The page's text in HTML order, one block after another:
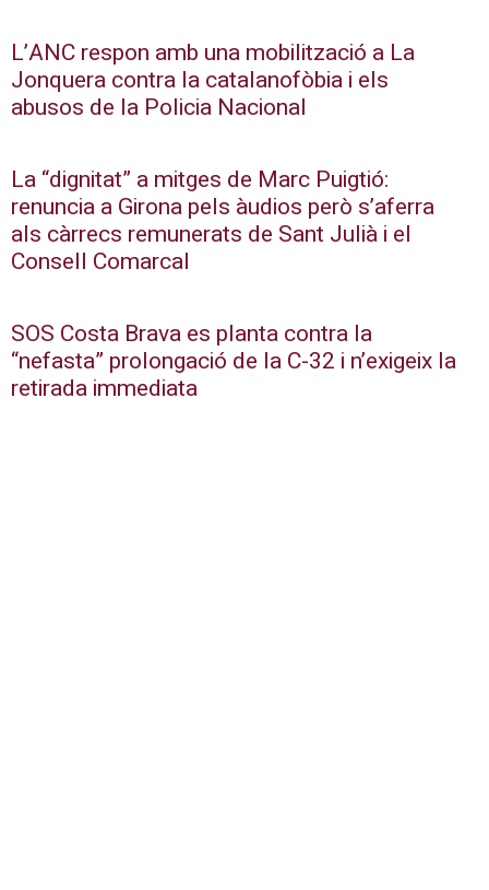
L’ANC respon amb una mobilització a La
Jonquera contra la catalanofòbia i els
abusos de la Policia Nacional
La “dignitat” a mitges de Marc Puigtió:
renuncia a Girona pels àudios però s’aferra
als càrrecs remunerats de Sant Julià i el
Consell Comarcal
SOS Costa Brava es planta contra la
“nefasta” prolongació de la C-32 i n’exigeix la
retirada immediata